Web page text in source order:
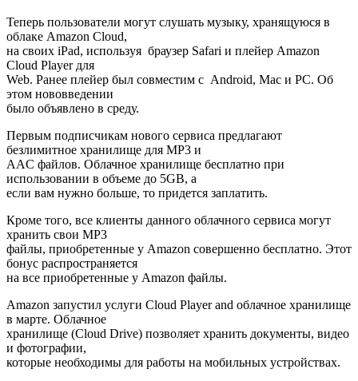
Теперь пользователи могут слушать музыку, хранящуюся в
облаке Amazon Cloud,
на своих iPad, используя браузер Safari и плейер Amazon
Cloud Player для
Web. Ранее плейер был совместим с Android, Mac и PC. Об
этом нововведении
было объявлено в среду.
Первым подписчикам нового сервиса предлагают
безлимитное хранилище для MP3 и
AAC файлов. Облачное хранилище бесплатно при
использовании в объеме до 5GB, а
если вам нужно больше, то придется заплатить.
Кроме того, все клиенты данного облачного сервиса могут
хранить свои MP3
файлы, приобретенные у Amazon совершенно бесплатно. Этот
бонус распространяется
на все приобретенные у Amazon файлы.
Amazon запустил услуги Cloud Player and облачное хранилище
в марте. Облачное
хранилище (Cloud Drive) позволяет хранить документы, видео
и фотографии,
которые необходимы для работы на мобильных устройствах.